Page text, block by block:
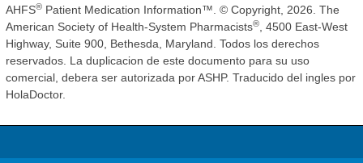
AHFS® Patient Medication Information™. © Copyright, 2026. The
American Society of Health-System Pharmacists®, 4500 East-West
Highway, Suite 900, Bethesda, Maryland. Todos los derechos
reservados. La duplicacion de este documento para su uso
comercial, debera ser autorizada por ASHP. Traducido del ingles por
HolaDoctor.